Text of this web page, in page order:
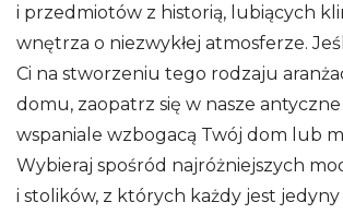
i przedmiotów z historią, lubiących
wnętrza o niezwykłej atmosferze.
Ci na stworzeniu tego rodzaju
domu, zaopatrz się w nasze
wspaniale wzbogacą Twój dom lub
Wybieraj spośród najróżniejszych
i stolików, z których każdy jest jedyny